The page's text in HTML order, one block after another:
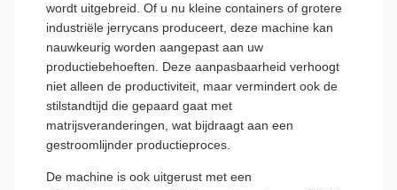
wordt uitgebreid. Of u nu kleine containers of grotere
industriële jerrycans produceert, deze machine kan
nauwkeurig worden aangepast aan uw
productiebehoeften. Deze aanpasbaarheid verhoogt
niet alleen de productiviteit, maar vermindert ook de
stilstandtijd die gepaard gaat met
matrijsveranderingen, wat bijdraagt aan een
gestroomlijnder productieproces.
De machine is ook uitgerust met een